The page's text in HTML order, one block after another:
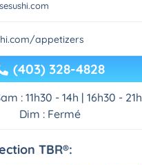
appetizers
(403) 328-4828
: 11h30 - 14h | 16h30 - 21h
Dim : Fermé
TBR®: